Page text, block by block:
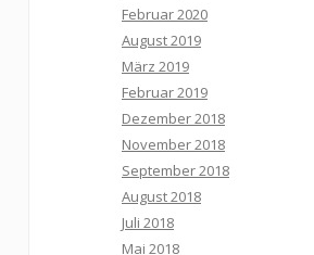
Februar 2020
August 2019
März 2019
Februar 2019
Dezember 2018
November 2018
September 2018
August 2018
Juli 2018
Mai 2018